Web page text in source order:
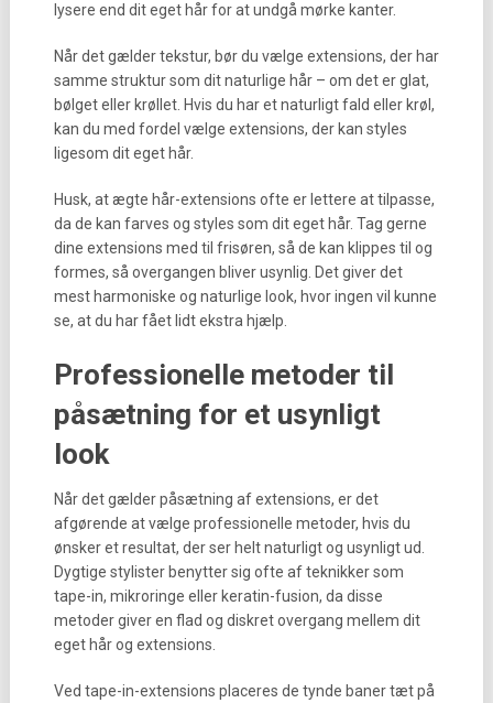
lysere end dit eget hår for at undgå mørke kanter.
Når det gælder tekstur, bør du vælge extensions, der har
samme struktur som dit naturlige hår – om det er glat,
bølget eller krøllet. Hvis du har et naturligt fald eller krøl,
kan du med fordel vælge extensions, der kan styles
ligesom dit eget hår.
Husk, at ægte hår-extensions ofte er lettere at tilpasse,
da de kan farves og styles som dit eget hår. Tag gerne
dine extensions med til frisøren, så de kan klippes til og
formes, så overgangen bliver usynlig. Det giver det
mest harmoniske og naturlige look, hvor ingen vil kunne
se, at du har fået lidt ekstra hjælp.
Professionelle metoder til
påsætning for et usynligt
look
Når det gælder påsætning af extensions, er det
afgørende at vælge professionelle metoder, hvis du
ønsker et resultat, der ser helt naturligt og usynligt ud.
Dygtige stylister benytter sig ofte af teknikker som
tape-in, mikroringe eller keratin-fusion, da disse
metoder giver en flad og diskret overgang mellem dit
eget hår og extensions.
Ved tape-in-extensions placeres de tynde baner tæt på